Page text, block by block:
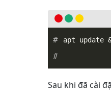
Sau khi đã cài